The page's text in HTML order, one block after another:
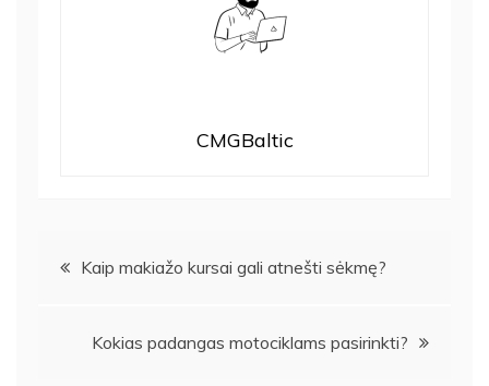
CMGBaltic
Navigacija
Kaip makiažo kursai gali atnešti sėkmę?
Kokias padangas motociklams pasirinkti?